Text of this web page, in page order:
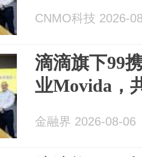
CNMO科技 2026-
滴滴旗下99
业Movida，
金融界 2026-08-06